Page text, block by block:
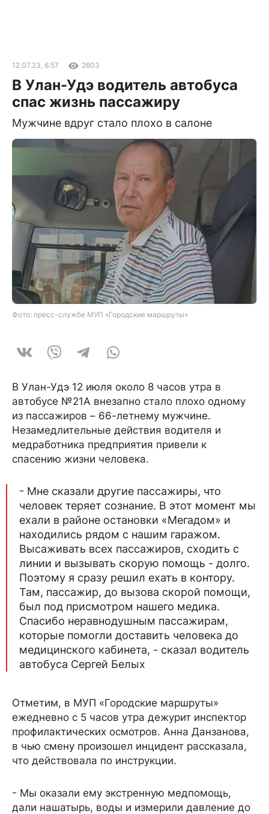
12.07.23, 6:57 2603
В Улан-Удэ водитель автобуса
спас жизнь пассажиру
Мужчине вдруг стало плохо в салоне
Фото: пресс-службе МУП «Городские маршруты»
В Улан-Удэ 12 июля около 8 часов утра в
автобусе №21А внезапно стало плохо одному
из пассажиров – 66-летнему мужчине.
Незамедлительные действия водителя и
медработника предприятия привели к
спасению жизни человека.
- Мне сказали другие пассажиры, что
человек теряет сознание. В этот момент мы
ехали в районе остановки «Мегадом» и
находились рядом с нашим гаражом.
Высаживать всех пассажиров, сходить с
линии и вызывать скорую помощь - долго.
Поэтому я сразу решил ехать в контору.
Там, пассажир, до вызова скорой помощи,
был под присмотром нашего медика.
Спасибо неравнодушным пассажирам,
которые помогли доставить человека до
медицинского кабинета, - сказал водитель
автобуса Сергей Белых
Отметим, в МУП «Городские маршруты»
ежедневно с 5 часов утра дежурит инспектор
профилактических осмотров. Анна Данзанова,
в чью смену произошел инцидент рассказала,
что действовала по инструкции.
- Мы оказали ему экстренную медпомощь,
дали нашатырь, воды и измерили давление до